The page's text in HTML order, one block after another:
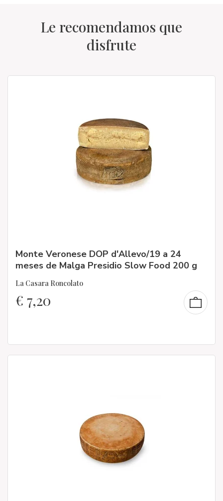
Le recomendamos que
disfrute
Monte Veronese DOP d'Allevo/19 a 24
meses de Malga Presidio Slow Food 200 g
La Casara Roncolato
€ 7,20